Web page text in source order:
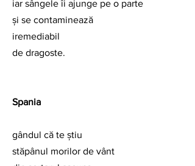
iar sângele îi ajunge pe o parte
și se contaminează
iremediabil
de dragoste.
Spania
gândul că te știu
stăpânul morilor de vânt